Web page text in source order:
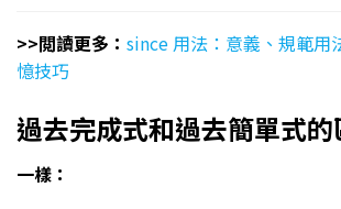
>>閲讀更多： since 用法：意義、規範用
憶技巧
過去完成式和過去簡單式
一樣：